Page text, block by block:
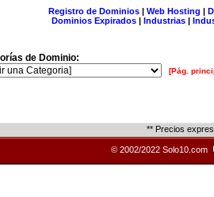
Registro de Dominios| Web Hosting |
Dominios Expirados | Industrias |
de Dominio:
[Pág.
** Precios
© 2002/2022 Solo10.com